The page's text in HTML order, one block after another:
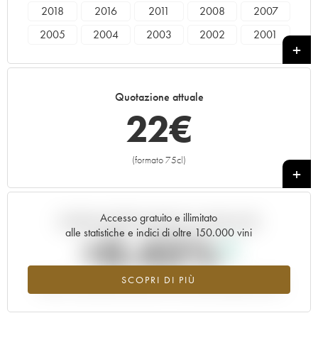
2018 2016 2011 2008
2007
2005
2004 2003 2002
2001
1985
Quotazione attuale
22€
(formato 75cl)
+
Accesso gratuito e illimitato
alle statistiche e indici di oltre 150.000 vini
SCOPRI DI PIÙ
Andamento della quotazione in tempo reale
+0.45%
Valore in aumento per l'annata 1996 nel 2026 rispetto al 2025